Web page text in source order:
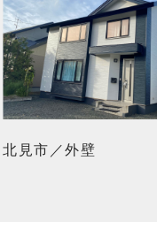
北見市／外壁